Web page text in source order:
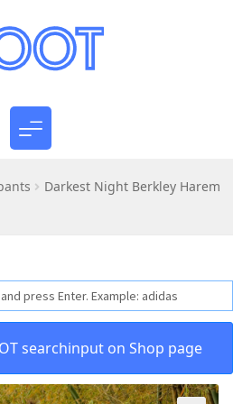
Darkest Night Berkley Harem
searchinput on Shop page